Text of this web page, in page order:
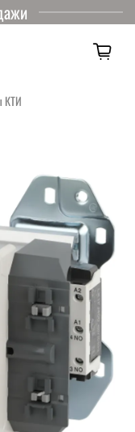
КТИ